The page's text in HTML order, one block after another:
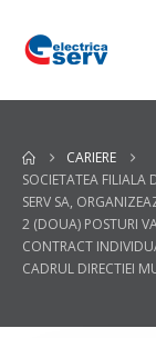
CARIERE
SOCIETATEA FILIALA
SERV SA,
2 (DOUA) POSTURI
CONTRACT
CADRUL DIRECTIEI